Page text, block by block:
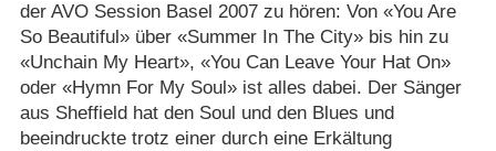
der AVO Session Basel 2007 zu hören: Von «You Are
So Beautiful» über «Summer In The City» bis hin zu
«Unchain My Heart», «You Can Leave Your Hat On»
oder «Hymn For My Soul» ist alles dabei. Der Sänger
aus Sheffield hat den Soul und den Blues und
beeindruckte trotz einer durch eine Erkältung